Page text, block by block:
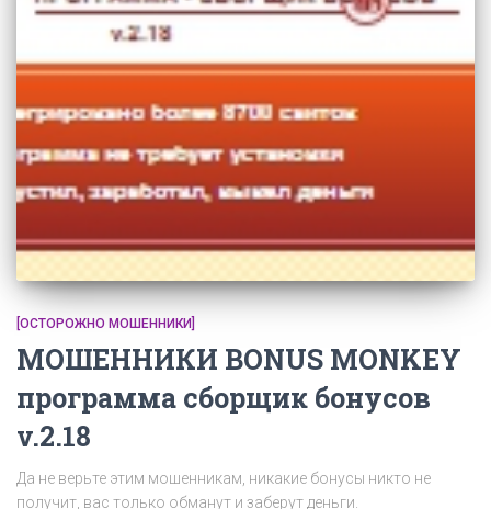
[ОСТОРОЖНО МОШЕННИКИ]
МОШЕННИКИ BONUS MONKEY
программа сборщик бонусов
v.2.18
Да не верьте этим мошенникам, никакие бонусы никто не
получит, вас только обманут и заберут деньги.